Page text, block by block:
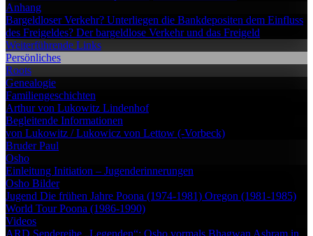
Anhang
Bargeldloser Verkehr? Unterliegen die Bankdepositen dem Einfluss
des Freigeldes? Der bargeldlose Verkehr und das Freigeld
Weiterführende Links
Persönliches
Roots
Genealogie
Familiengeschichten
Arthur von Lukowitz Lindenhof
Begleitende Informationen
von Lukowitz / Lukowicz von Lettow (-Vorbeck)
Bruder Paul
Osho
Einleitung Initiation – Jugenderinnerungen
Osho Bilder
Jugend Die frühen Jahre Poona (1974-1981) Oregon (1981-1985)
World TourPoona (1986-1990)
Videos
ARD Sendereihe „Legenden“: Osho vormals Bhagwan Ashram in